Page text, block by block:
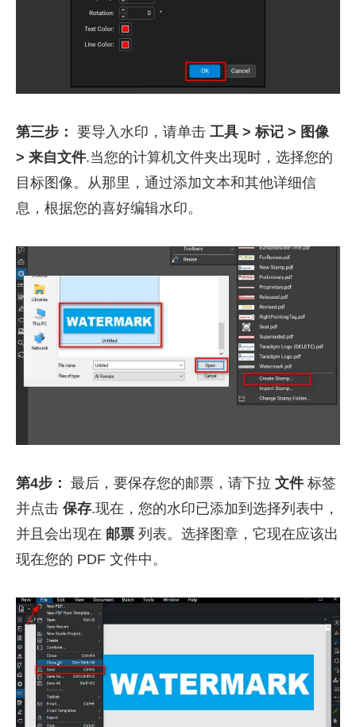
第三步： 要导入水印，请单击 工具 > 标记 > 图像
> 来自文件.当您的计算机文件夹出现时，选择您的
目标图像。从那里，通过添加文本和其他详细信
息，根据您的喜好编辑水印。
第4步： 最后，要保存您的邮票，请下拉 文件标签
并点击 保存.现在，您的水印已添加到选择列表中，
并且会出现在 邮票 列表。选择图章，它现在应该出
现在您的 PDF 文件中。